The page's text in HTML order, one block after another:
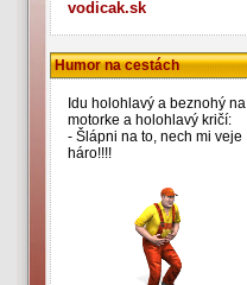
vodicak.sk
Humor na cestách
Idu holohlavý a beznohý na
motorke a holohlavý kričí:
- Šlápni na to, nech mi veje
háro!!!!